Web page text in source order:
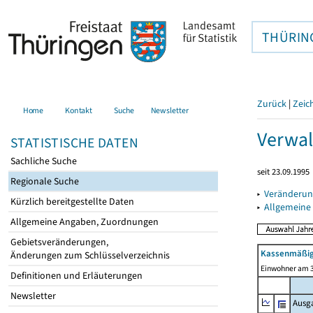
Home Kontakt Suche Newsletter
STATISTISCHE DATEN
Sachliche Suche
Regionale Suche
Kürzlich bereitgestellte Daten
Allgemeine Angaben, Zuordnungen
Gebietsveränderungen,
Änderungen zum Schlüsselverzeichnis
Definitionen und Erläuterungen
Newsletter
Zurück |
seit 23.09.1995
▸
▸
Einwohner am